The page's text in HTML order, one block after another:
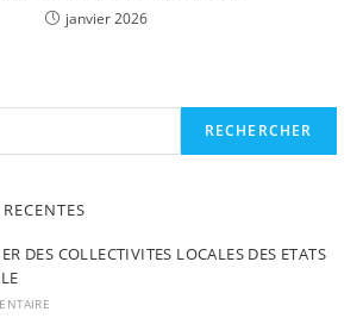
janvier 2026
RECHERCHER
DES COLLECTIVITES LOCALES DES ETATS